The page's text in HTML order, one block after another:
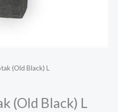
(Old Black) L
(Old Black) L